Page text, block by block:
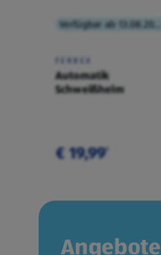
FERREX
Automatik
Schweißhelm
€ 19,99¹